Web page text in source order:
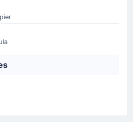
FC amplia o resultado para um
graças ao golo de William Osula. O